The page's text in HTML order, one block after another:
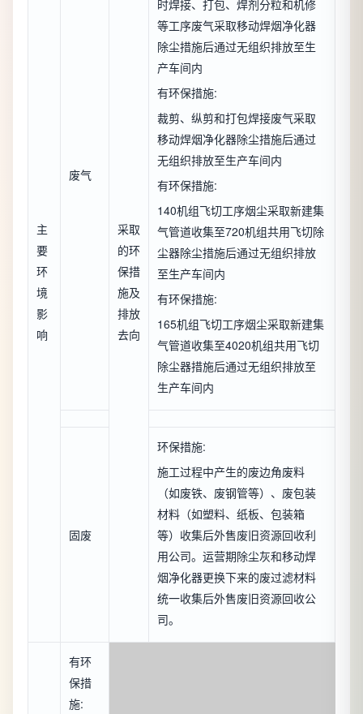
主
要
环
境
影
响
采取
的环
保措
施及
排放
去向
废气
时焊接、打包、焊剂分粒和机修
等工序废气采取移动焊烟净化器
除尘措施后通过无组织排放至生
产车间内
有环保措施:
裁剪、纵剪和打包焊接废气采取
移动焊烟净化器除尘措施后通过
无组织排放至生产车间内
有环保措施:
140机组飞切工序烟尘采取新建集
气管道收集至720机组共用飞切除
尘器除尘措施后通过无组织排放
至生产车间内
有环保措施:
165机组飞切工序烟尘采取新建集
气管道收集至4020机组共用飞切
除尘器措施后通过无组织排放至
生产车间内
固废
环保措施:
施工过程中产生的废边角废料
（如废铁、废钢管等）、废包装
材料（如塑料、纸板、包装箱
等）收集后外售废旧资源回收利
用公司。运营期除尘灰和移动焊
烟净化器更换下来的废过滤材料
统一收集后外售废旧资源回收公
司。
有环
保措
施: